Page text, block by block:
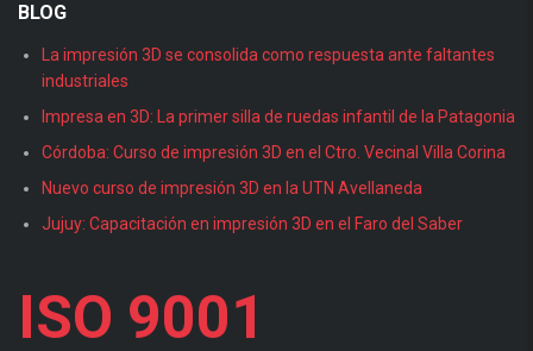
BLOG
La impresión 3D se consolida como respuesta ante faltantes
industriales
Impresa en 3D: La primer silla de ruedas infantil de la Patagonia
Córdoba: Curso de impresión 3D en el Ctro. Vecinal Villa Corina
Nuevo curso de impresión 3D en la UTN Avellaneda
Jujuy: Capacitación en impresión 3D en el Faro del Saber
ISO 9001